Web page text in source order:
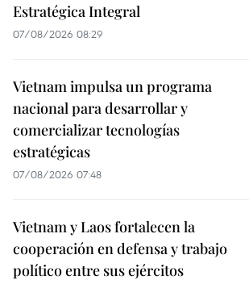
Estratégica Integral
07/08/2026 08:29
Vietnam impulsa un programa
nacional para desarrollar y
comercializar tecnologías
estratégicas
07/08/2026 07:48
Vietnam y Laos fortalecen la
cooperación en defensa y trabajo
político entre sus ejércitos